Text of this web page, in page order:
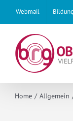
content
Webmail
Home Allgemein